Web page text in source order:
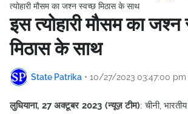
त्योहारी मौसम का जश्न स्वच्छ मिठास के साथ
इस त्योहारी मौसम का
मिठास के साथ
State Patrika • 10/27/2023 03:47:00 pm
लुधियाना, 27 अक्टूबर 2023 (न्यूज़ टीम): चीनी,